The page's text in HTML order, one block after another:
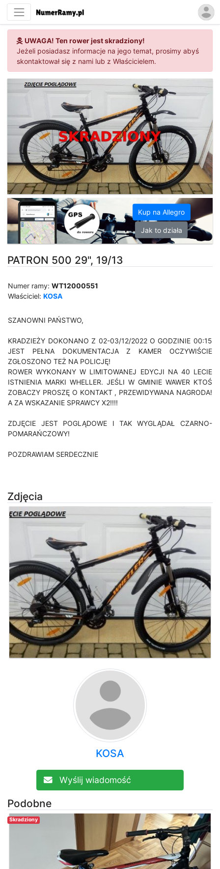
UWAGA! Ten rower jest skradziony!
Jeżeli posiadasz informacje na jego temat, prosimy abyś
skontaktował się z nami lub z Właścicielem.
Kup na Allegro
Jak to działa
PATRON 500 29", 19/13
Numer ramy:WT12000551
Właściciel:KOSA
SZANOWNI PAŃSTWO,
KRADZIEŻY DOKONANO Z 02-03/12/2022 O GODZINIE 00:15
JEST PEŁNA DOKUMENTACJA Z KAMER OCZYWIŚCIE
ZGŁOSZONO TEŻ NA POLICJĘ!
ROWER WYKONANY W LIMITOWANEJ EDYCJI NA 40 LECIE
ISTNIENIA MARKI WHELLER. JEŚLI W GMINIE WAWER KTOŚ
ZOBACZY PROSZĘ O KONTAKT , PRZEWIDYWANA NAGRODA!
A ZA WSKAZANIE SPRAWCY X2!!!!
ZDJĘCIE JEST POGLĄDOWE I TAK WYGLĄDAŁ CZARNO-
POMARAŃCZOWY!
POZDRAWIAM SERDECZNIE
Zdjęcia
KOSA
Wyślij wiadomość
Podobne
Skradziony